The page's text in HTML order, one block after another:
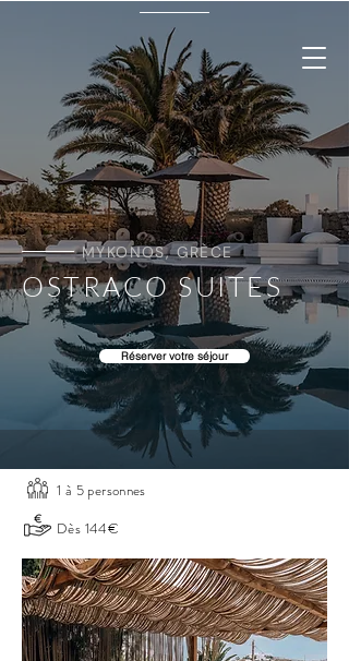
MYKONOS, GRÈCE
OSTRACO SUITES
Réserver votre séjour
1 à 5 personnes
Dès 144€